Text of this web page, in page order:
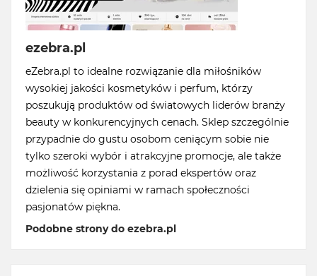
ezebra.pl
eZebra.pl to idealne rozwiązanie dla miłośników
wysokiej jakości kosmetyków i perfum, którzy
poszukują produktów od światowych liderów branży
beauty w konkurencyjnych cenach. Sklep szczególnie
przypadnie do gustu osobom ceniącym sobie nie
tylko szeroki wybór i atrakcyjne promocje, ale także
możliwość korzystania z porad ekspertów oraz
dzielenia się opiniami w ramach społeczności
pasjonatów piękna.
Podobne strony do ezebra.pl